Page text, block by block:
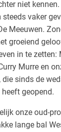
niet
vaker
Meeuwen.
groeiend
in te zetten:
Murre en
die sinds de
geopend.
onze oud-
lange bal